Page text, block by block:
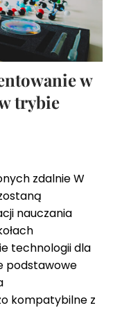
w
trybie
zdalnie W
nauczania
technologii dla
podstawowe
kompatybilne z